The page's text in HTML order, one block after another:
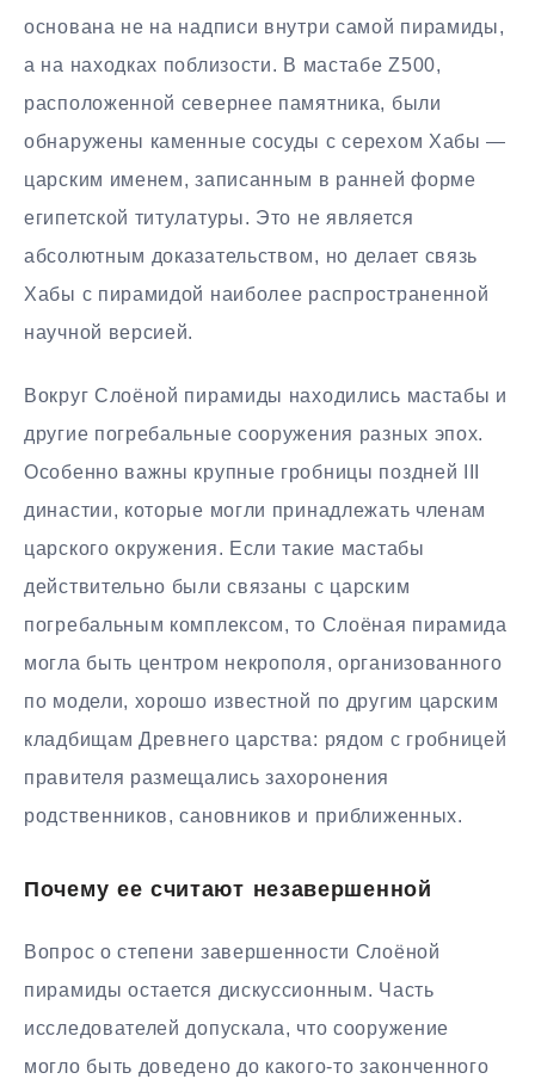
основана не на надписи внутри самой пирамиды,
а на находках поблизости. В мастабе Z500,
расположенной севернее памятника, были
обнаружены каменные сосуды с серехом Хабы —
царским именем, записанным в ранней форме
египетской титулатуры. Это не является
абсолютным доказательством, но делает связь
Хабы с пирамидой наиболее распространенной
научной версией.
Вокруг Слоёной пирамиды находились мастабы и
другие погребальные сооружения разных эпох.
Особенно важны крупные гробницы поздней III
династии, которые могли принадлежать членам
царского окружения. Если такие мастабы
действительно были связаны с царским
погребальным комплексом, то Слоёная пирамида
могла быть центром некрополя, организованного
по модели, хорошо известной по другим царским
кладбищам Древнего царства: рядом с гробницей
правителя размещались захоронения
родственников, сановников и приближенных.
Почему ее считают незавершенной
Вопрос о степени завершенности Слоёной
пирамиды остается дискуссионным. Часть
исследователей допускала, что сооружение
могло быть доведено до какого-то законченного